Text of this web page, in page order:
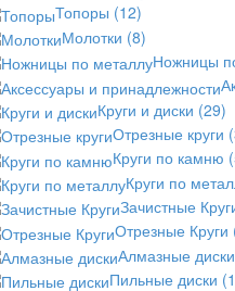
Топоры (12)
Молотки (8)
Ножницы
Круги и диски (29)
Отрезные круги
Круги по камню
Круги по
Зачистные
Отрезные Круги
Алмазные диски
Пильные диски